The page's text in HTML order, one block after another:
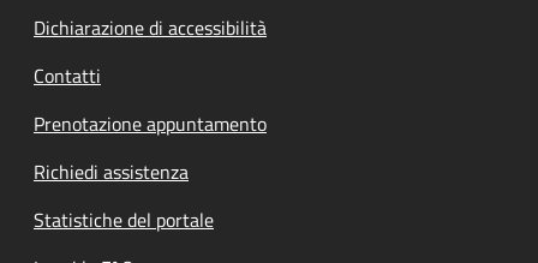
Dichiarazione di accessibilità
Contatti
Prenotazione appuntamento
Richiedi assistenza
Statistiche del portale